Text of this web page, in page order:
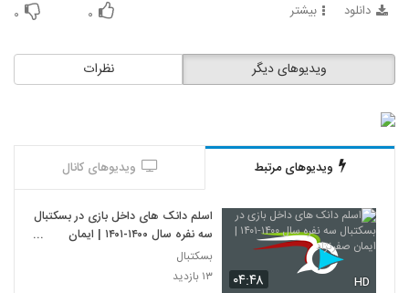
دانلود بیشتر ۰ ۰
نظرات ویدیوهای دیگر
ویدیوهای مرتبط ویدیوهای کانال
۰۴:۴۸ HD
اسلم دانک های داخل بازی در بسکتبال
سه نفره سال ۱۴۰۰-۱۴۰۱ | ایمان
صفرنژاد
بسکتبال
۱۳ بازدید